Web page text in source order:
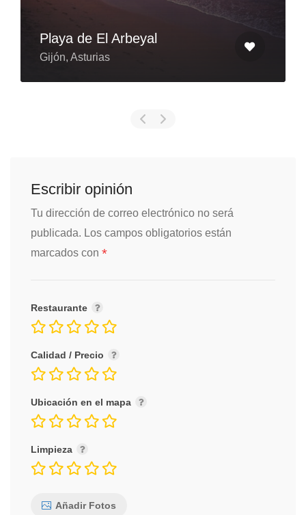
Playa de El Arbeyal
Gijón, Asturias
Escribir opinión
Tu dirección de correo electrónico no será
publicada. Los campos obligatorios están
marcados con *
Restaurante
Calidad / Precio
Ubicación en el mapa
Limpieza
Añadir Fotos